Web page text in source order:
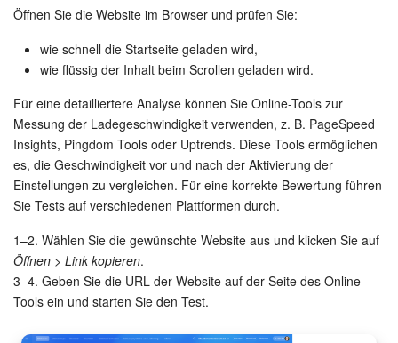
Öffnen Sie die Website im Browser und prüfen Sie:
wie schnell die Startseite geladen wird,
wie flüssig der Inhalt beim Scrollen geladen wird.
Für eine detailliertere Analyse können Sie Online-Tools zur
Messung der Ladegeschwindigkeit verwenden, z. B. PageSpeed
Insights, Pingdom Tools oder Uptrends. Diese Tools ermöglichen
es, die Geschwindigkeit vor und nach der Aktivierung der
Einstellungen zu vergleichen. Für eine korrekte Bewertung führen
Sie Tests auf verschiedenen Plattformen durch.
1–2. Wählen Sie die gewünschte Website aus und klicken Sie auf
Öffnen > Link kopieren.
3–4. Geben Sie die URL der Website auf der Seite des Online-
Tools ein und starten Sie den Test.